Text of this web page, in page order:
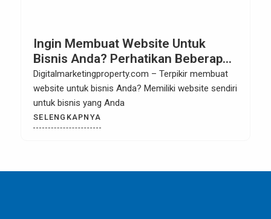
Ingin Membuat Website Untuk
Bisnis Anda? Perhatikan Beberapa
Hal Berikut.
Digitalmarketingproperty.com – Terpikir membuat
website untuk bisnis Anda? Memiliki website sendiri
untuk bisnis yang Anda
SELENGKAPNYA